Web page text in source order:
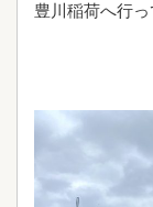
豊川稲荷へ行